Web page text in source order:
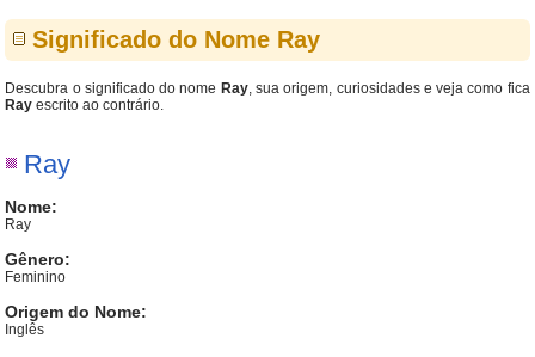
Significado do Nome Ray
Descubra o significado do nome Ray, sua origem, curiosidades e veja como fica
Ray escrito ao contrário.
Ray
Nome:
Ray
Gênero:
Feminino
Origem do Nome:
Inglês